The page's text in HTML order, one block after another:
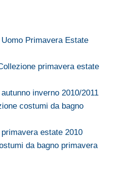
Primavera Estate
primavera estate
inverno 2010/2011
costumi da bagno
estate 2010
da bagno primavera